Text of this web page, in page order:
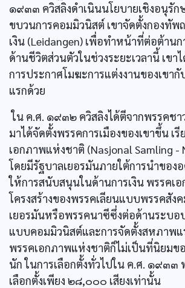
๑๙๓๓ ควิสลิงดำเนินนโยบายเชิงอนุรั
ขบวนการคอมมิวนิสต์ เขาจัดตั้งกองทัพถ
เงิน (Leidangen) เพื่อทำหน้าที่ต่อต้าน
ด้านชีวิตส่วนตัวในช่วงระยะเวลานี้ เขา
การประกาศโมฆะการแต่งงานของเขา
แรกด้วย
ใน ค.ศ. ๑๙๓๒ ควิสลิงได้ตีจากพรรคช
มาได้จัดตั้งพรรคการเมืองของเขาขึ้น เรี
เอกภาพแห่งชาติ (Nasjonal Samling -
โดยมีรัฐบาลเยอรมันภายใต้การนำของ
ให้การสนับสนุนในด้านการเงิน พรรคเ
โครงสร้างของพรรคเลียนแบบพรรคสัง
เยอรมันหรือพรรคนาซีซึ่งต่อด้านระบอ
แบบคอมมิวนิสต์และการจัดตั้งสหภาพแ
พรรคเอกภาพแห่งชาติก็ไม่เป็นที่นิยมข
นัก ในการเลือกตั้งทั่วไปใน ค.ศ. ๑๙๓๓
เลือกตั้งเพียง ๒๘,๐๐๐ เสียงเท่านั้น